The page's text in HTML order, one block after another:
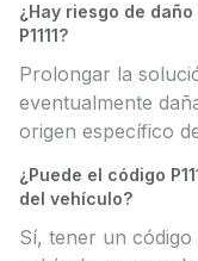
¿Hay riesgo de
P1111?
Prolongar la
eventualmente
origen específico
¿Puede el código
del vehículo?
Sí, tener un